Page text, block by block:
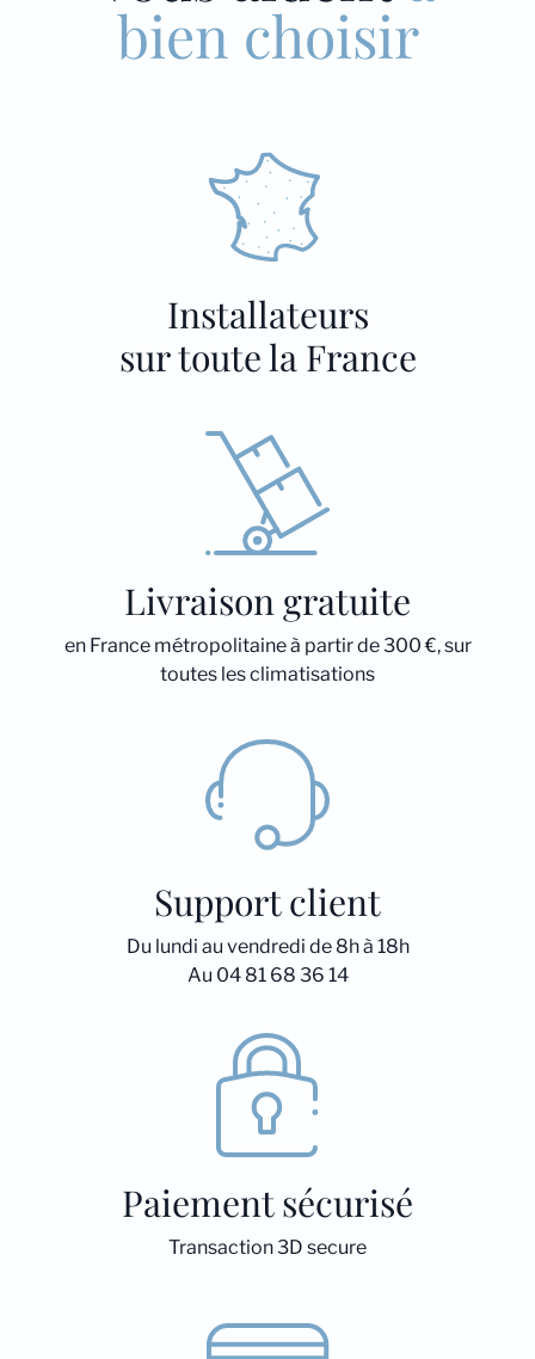
bien choisir
Installateurs
sur toute la France
Livraison gratuite
en France métropolitaine à partir de 300 €, sur
toutes les climatisations
Support client
Du lundi au vendredi de 8h à 18h
Au 04 81 68 36 14
Paiement sécurisé
Transaction 3D secure